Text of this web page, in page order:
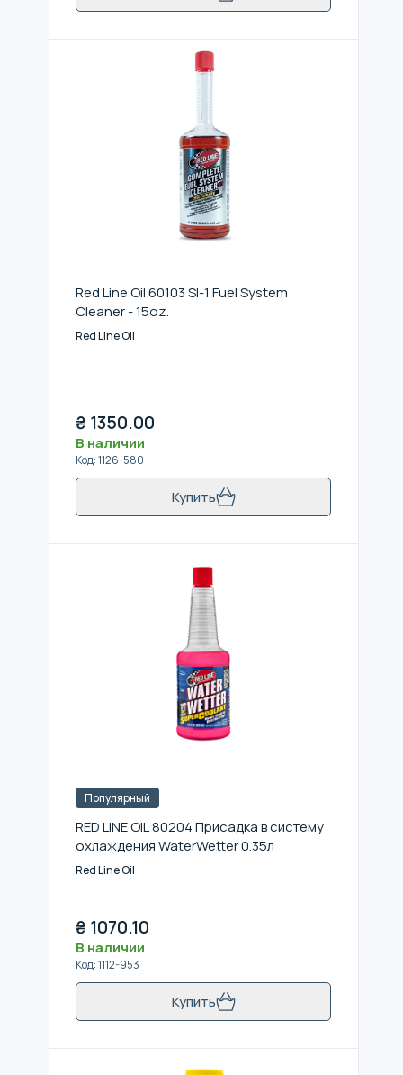
Red Line Oil 60103 SI-1 Fuel System
Cleaner - 15oz.
Red Line Oil
₴ 1350.00
В наличии
Код:1126-580
Купить
Популярный
RED LINE OIL 80204 Присадка в систему
охлаждения WaterWetter 0.35л
Red Line Oil
₴ 1070.10
В наличии
Код:1112-953
Купить